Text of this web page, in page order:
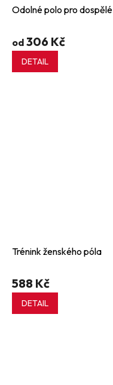
Odolné polo pro dospělé
od 306 Kč
DETAIL
Trénink ženského póla
588 Kč
DETAIL